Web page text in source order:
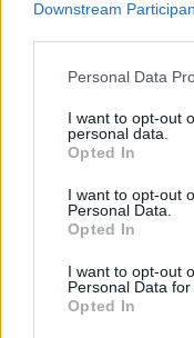
Downstream
Please note that this
not limited to your
grant or deny
use your data for
consent section.
Personal Data
I want to opt-out
personal data.
Opted In
I want to opt-out
Personal Data.
Opted In
I want to opt-out
Personal Data for
Opted In
Tüntetést